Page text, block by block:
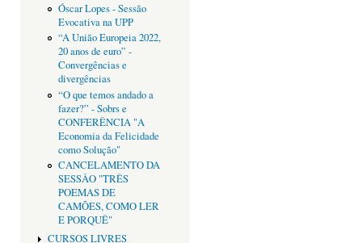
Óscar Lopes - Sessão
Evocativa na UPP
“A União Europeia 2022,
20 anos de euro” -
Convergências e
divergências
“O que temos andado a
fazer?” - Sobrs e
CONFERÊNCIA "A
Economia da Felicidade
como Solução"
CANCELAMENTO DA
SESSÂO "TRÊS
POEMAS DE
CAMÕES, COMO LER
E PORQUÊ"
CURSOS LIVRES